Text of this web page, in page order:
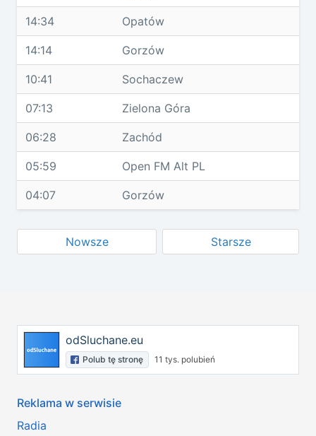
14:34 Opatów
14:14 Gorzów
10:41 Sochaczew
07:13 Zielona Góra
06:28 Zachód
05:59 Open FM Alt PL
04:07 Gorzów
Nowsze Starsze
odSluchane.eu
Polub tę stronę 11 tys. polubień
Reklama w serwisie
Radia